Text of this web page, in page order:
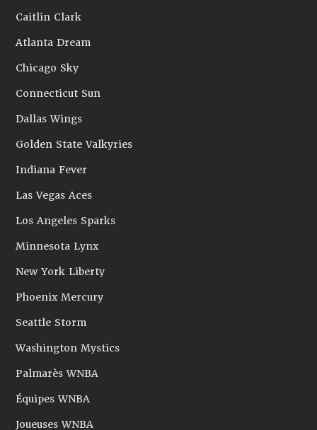
Caitlin Clark
Atlanta Dream
Chicago Sky
Connecticut Sun
Dallas Wings
Golden State Valkyries
Indiana Fever
Las Vegas Aces
Los Angeles Sparks
Minnesota Lynx
New York Liberty
Phoenix Mercury
Seattle Storm
Washington Mystics
Palmarès WNBA
Équipes WNBA
Joueuses WNBA